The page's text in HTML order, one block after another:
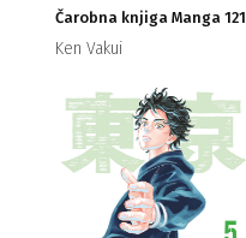
Čarobna knjiga Manga 121
Ken Vakui